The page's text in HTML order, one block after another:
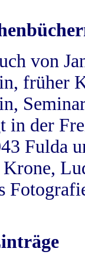
von
früher
in der
Fulda